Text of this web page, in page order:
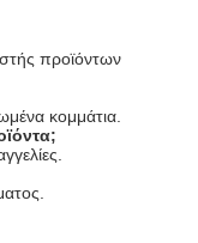
προϊόντων
κομμάτια.